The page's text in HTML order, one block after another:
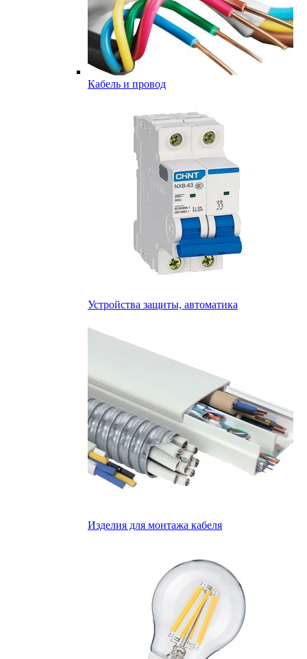
Кабель и провод
Устройства защиты, автоматика
Изделия для монтажа кабеля